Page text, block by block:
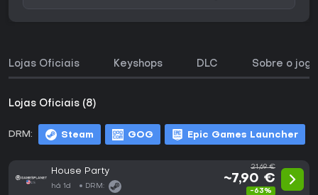
Lojas Oficiais Keyshops DLC Sobre o jogo
Lojas Oficiais (8)
DRM: Steam GOG Epic Games Launcher
House Party
há 1d DRM:
21,69 €
~7,90 €
-63%